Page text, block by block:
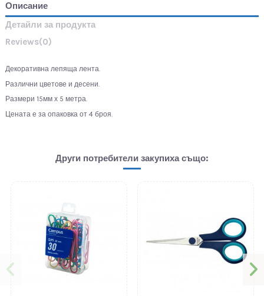
Описание
Детайли за продукта
Reviews(0)
Декоративна лепяща лента.
Различни цветове и десени.
Размери 15мм х 5 метра.
Цената е за опаковка от 4 броя.
Други потребители закупиха също: